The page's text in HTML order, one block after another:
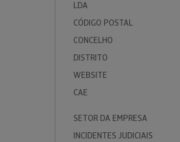
LDA
CÓDIGO POSTAL
CONCELHO
DISTRITO
WEBSITE
CAE
SETOR DA EMPRESA
INCIDENTES JUDICIAIS